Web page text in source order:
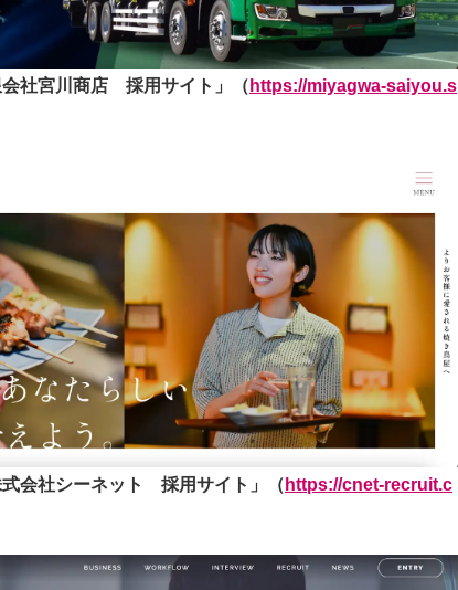
社宮川商店 採用サイト」（ https://miyagwa-saiyou.s
会社シーネット 採用サイト」（ https://cnet-recruit.c